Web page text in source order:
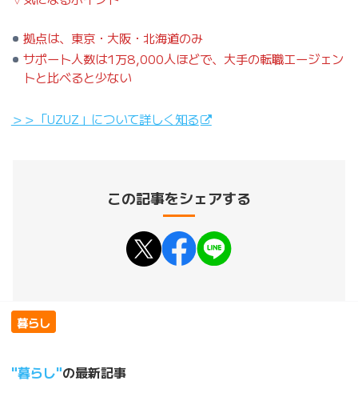
拠点は、東京・大阪・北海道のみ
サポート人数は1万8,000人ほどで、大手の転職エージェン
トと比べると少ない
＞＞「UZUZ」について詳しく知る
この記事をシェアする
暮らし
暮らし の最新記事